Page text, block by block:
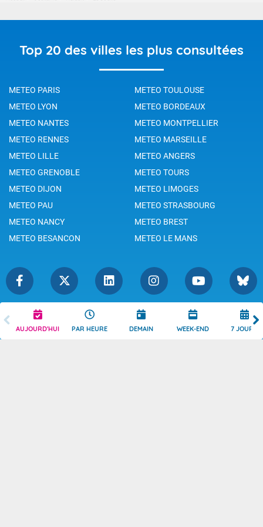
AUJOURD'HUI PAR HEURE DEMAIN WEEK-END 7 JOURS
Top 20 des villes les plus consultées
METEO PARIS
METEO TOULOUSE
METEO LYON
METEO BORDEAUX
METEO NANTES
METEO MONTPELLIER
METEO RENNES
METEO MARSEILLE
METEO LILLE
METEO ANGERS
METEO GRENOBLE
METEO TOURS
METEO DIJON
METEO LIMOGES
METEO PAU
METEO STRASBOURG
METEO NANCY
METEO BREST
METEO BESANCON
METEO LE MANS